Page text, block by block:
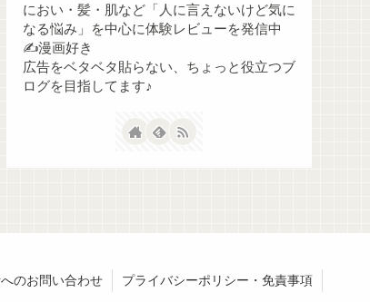
におい・髪・肌など「人に言えないけど気に
なる悩み」を中心に体験レビューを発信中
✍️漫画好き
広告をベタベタ貼らない、ちょっと役立つブ
ログを目指してます♪
のお問い合わせ プライバシーポリシー・免責事項